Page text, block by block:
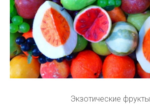
Экзотические фрукты